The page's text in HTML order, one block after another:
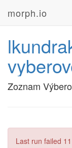
morph.io
Zoznam
Last run failed
18.09.2015
17.09.2015
17.09.2015
16.09.2015
06.09.2015